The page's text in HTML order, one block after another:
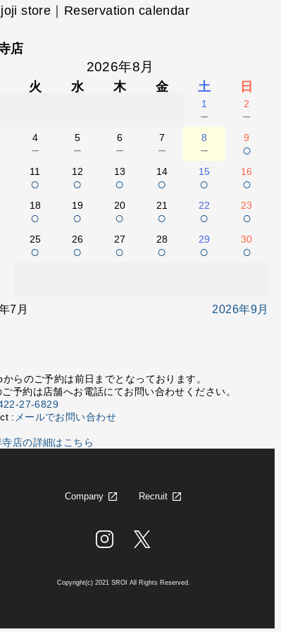
store｜Reservation calendar
店
2026年8月
火 水 木 金 土 日
1
－
2
－
4
－
5
－
6
－
7
－
8
－
9
○
11
○
12
○
13
○
14
○
15
○
16
○
18
○
19
○
20
○
21
○
22
○
23
○
25
○
26
○
27
○
28
○
29
○
30
○
7月 2026年9月
らのご予約は前日までとなっております。
予約は店舗へお電話にてお問い合わせください。
27-6829
: メールでお問い合わせ
店の詳細はこちら
Company Recruit
Copyright(c) 2021 SROI All Rights Reserved.